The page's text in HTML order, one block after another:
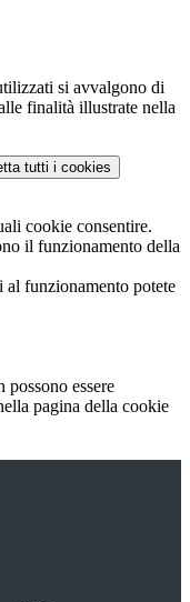
si avvalgono di
finalità illustrate nella
tutti i cookies
cookie consentire.
il funzionamento della
al funzionamento potete
essere
pagina della cookie